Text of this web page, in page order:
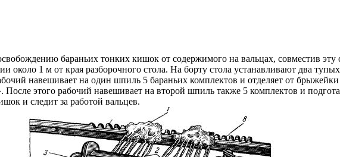
бараньих тонких кишок от содержимого на вальцах, совместив
около 1 м от края разборочного стола. На борту стола устанавливают два
навешивает на один шпиль 5 бараньих комплектов и отделяет от
этого рабочий навешивает на второй шпиль также 5 комплектов и
и следит за работой вальцев.